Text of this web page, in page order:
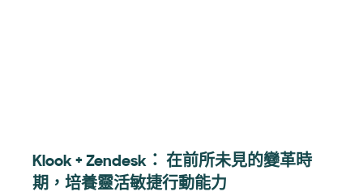
Klook + Zendesk： 在前所未見的變革時
期，培養靈活敏捷行動能力